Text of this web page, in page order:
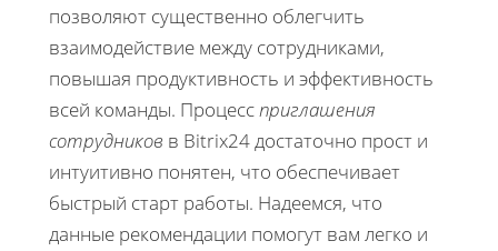
позволяют существенно облегчить
взаимодействие между сотрудниками,
повышая продуктивность и эффективность
всей команды. Процессприглашения
сотрудников в Bitrix24 достаточно прост и
интуитивно понятен, что обеспечивает
быстрый старт работы. Надеемся, что
данные рекомендации помогут вам легко и